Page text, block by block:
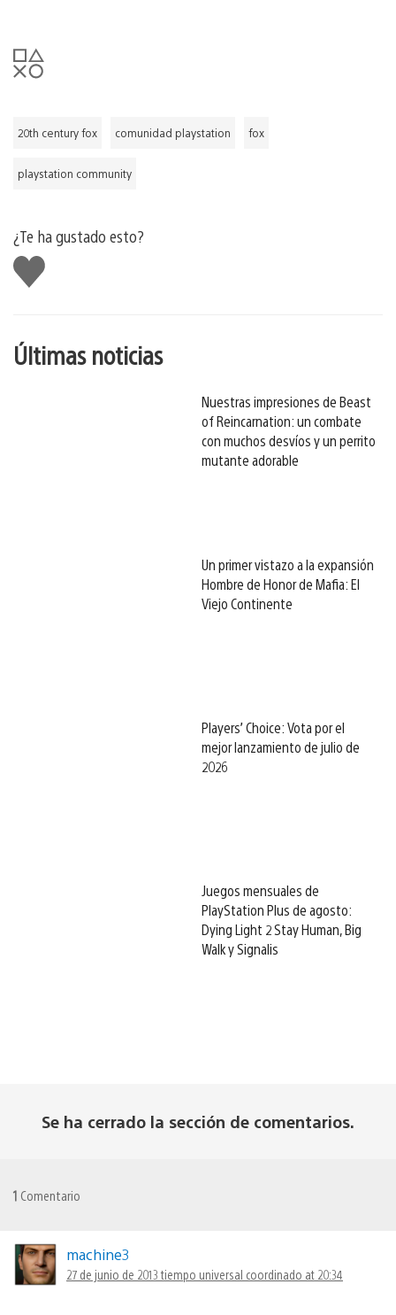
20th century fox comunidad playstation fox
playstation community
¿Te ha gustado esto?
Me
gusta
Últimas noticias
Nuestras impresiones de Beast
of Reincarnation: un combate
con muchos desvíos y un perrito
mutante adorable
Un primer vistazo a la expansión
Hombre de Honor de Mafia: El
Viejo Continente
Players’ Choice: Vota por el
mejor lanzamiento de julio de
2026
Juegos mensuales de
PlayStation Plus de agosto:
Dying Light 2 Stay Human, Big
Walk y Signalis
Se ha cerrado la sección de comentarios.
1 Comentario
machine3
27 de junio de 2013 tiempo universal coordinado at 20:34